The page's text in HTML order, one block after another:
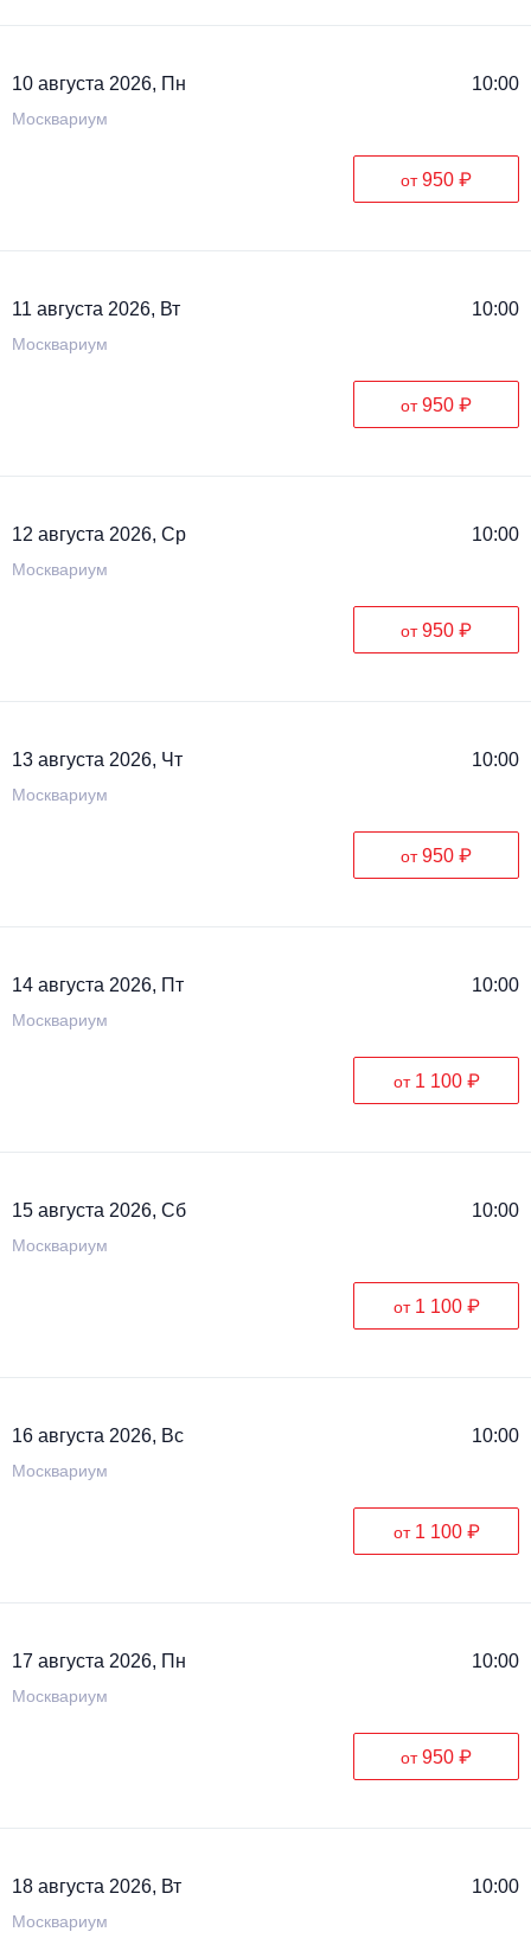
10 августа 2026, Пн 10:00
Москвариум
от950 ₽
11 августа 2026, Вт 10:00
Москвариум
от950 ₽
12 августа 2026, Ср 10:00
Москвариум
от950 ₽
13 августа 2026, Чт 10:00
Москвариум
от950 ₽
14 августа 2026, Пт 10:00
Москвариум
от 1 100 ₽
15 августа 2026, Сб 10:00
Москвариум
от 1 100 ₽
16 августа 2026, Вс 10:00
Москвариум
от 1 100 ₽
17 августа 2026, Пн 10:00
Москвариум
от950 ₽
18 августа 2026, Вт 10:00
Москвариум